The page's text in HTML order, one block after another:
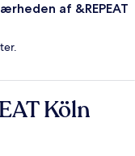
af &REPEAT
Köln